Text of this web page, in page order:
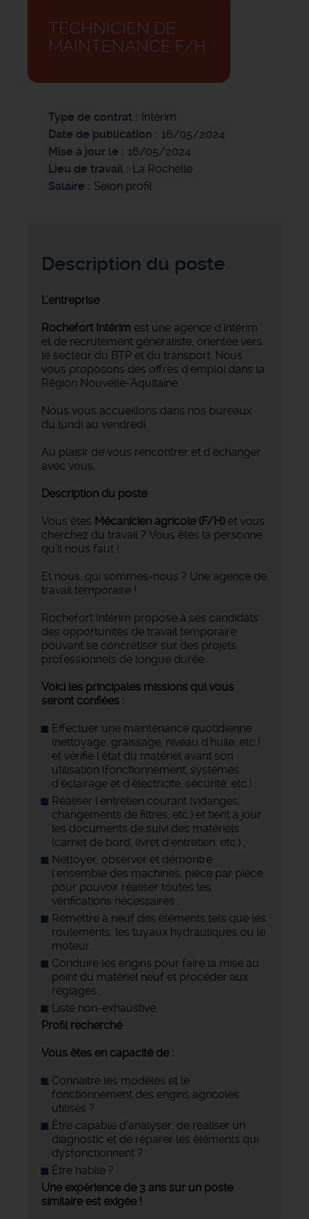
TECHNICIEN DE
MAINTENANCE F/H
Type de contrat
Intérim
Date de publication
16/05/2024
Mise à jour le
16/05/2024
Lieu de travail
La Rochelle
Salaire
Selon profil
Description du poste
L'entreprise
Rochefort Intérim est une agence d'intérim
et de recrutement généraliste, orientée vers
le secteur du BTP et du transport. Nous
vous proposons des offres d'emploi dans la
Région Nouvelle-Aquitaine.
Nous vous accueillons dans nos bureaux
du lundi au vendredi.
Au plaisir de vous rencontrer et d'échanger
avec vous.
Description du poste
Vous êtes Mécanicien agricole (F/H) et vous
cherchez du travail ? Vous êtes la personne
qu’il nous faut !
Et nous, qui sommes-nous ? Une agence de
travail temporaire !
Rochefort Intérim propose à ses candidats
des opportunités de travail temporaire
pouvant se concrétiser sur des projets
professionnels de longue durée.
Voici les principales missions qui vous
seront confiées :
Effectuer une maintenance quotidienne
(nettoyage, graissage, niveau d'huile, etc.)
et vérifie l'état du matériel avant son
utilisation (fonctionnement, systèmes
d'éclairage et d'électricité, sécurité, etc.) ;
Réaliser l'entretien courant (vidanges,
changements de filtres, etc.) et tient à jour
les documents de suivi des matériels
(carnet de bord, livret d'entretien, etc.) ;
Nettoyer, observer et démontre
l'ensemble des machines, pièce par pièce,
pour pouvoir réaliser toutes les
vérifications nécessaires ;
Remettre à neuf des éléments tels que les
roulements, les tuyaux hydrauliques ou le
moteur.
Conduire les engins pour faire la mise au
point du matériel neuf et procéder aux
réglages ;
Liste non-exhaustive.
Profil recherché
Vous êtes en capacité de :
Connaitre les modèles et le
fonctionnement des engins agricoles
utilisés ?
Être capable d’analyser, de réaliser un
diagnostic et de réparer les éléments qui
dysfonctionnent ?
Être habile ?
Une expérience de 3 ans sur un poste
similaire est exigée !